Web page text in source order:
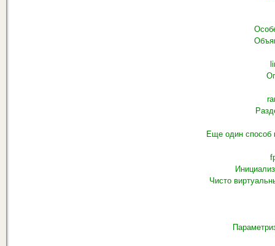
Еще один способ
Чисто